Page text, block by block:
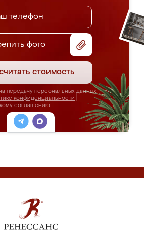
фото
стоимость
передачу персональных данных
конфиденциальности
соглашению